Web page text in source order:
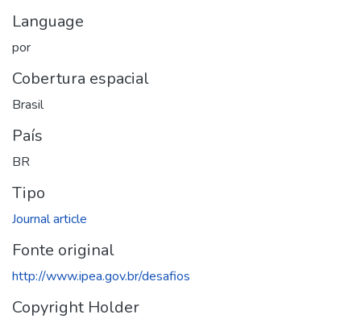
Language
por
Cobertura espacial
Brasil
País
BR
Tipo
Journal article
Fonte original
http://www.ipea.gov.br/desafios
Copyright Holder